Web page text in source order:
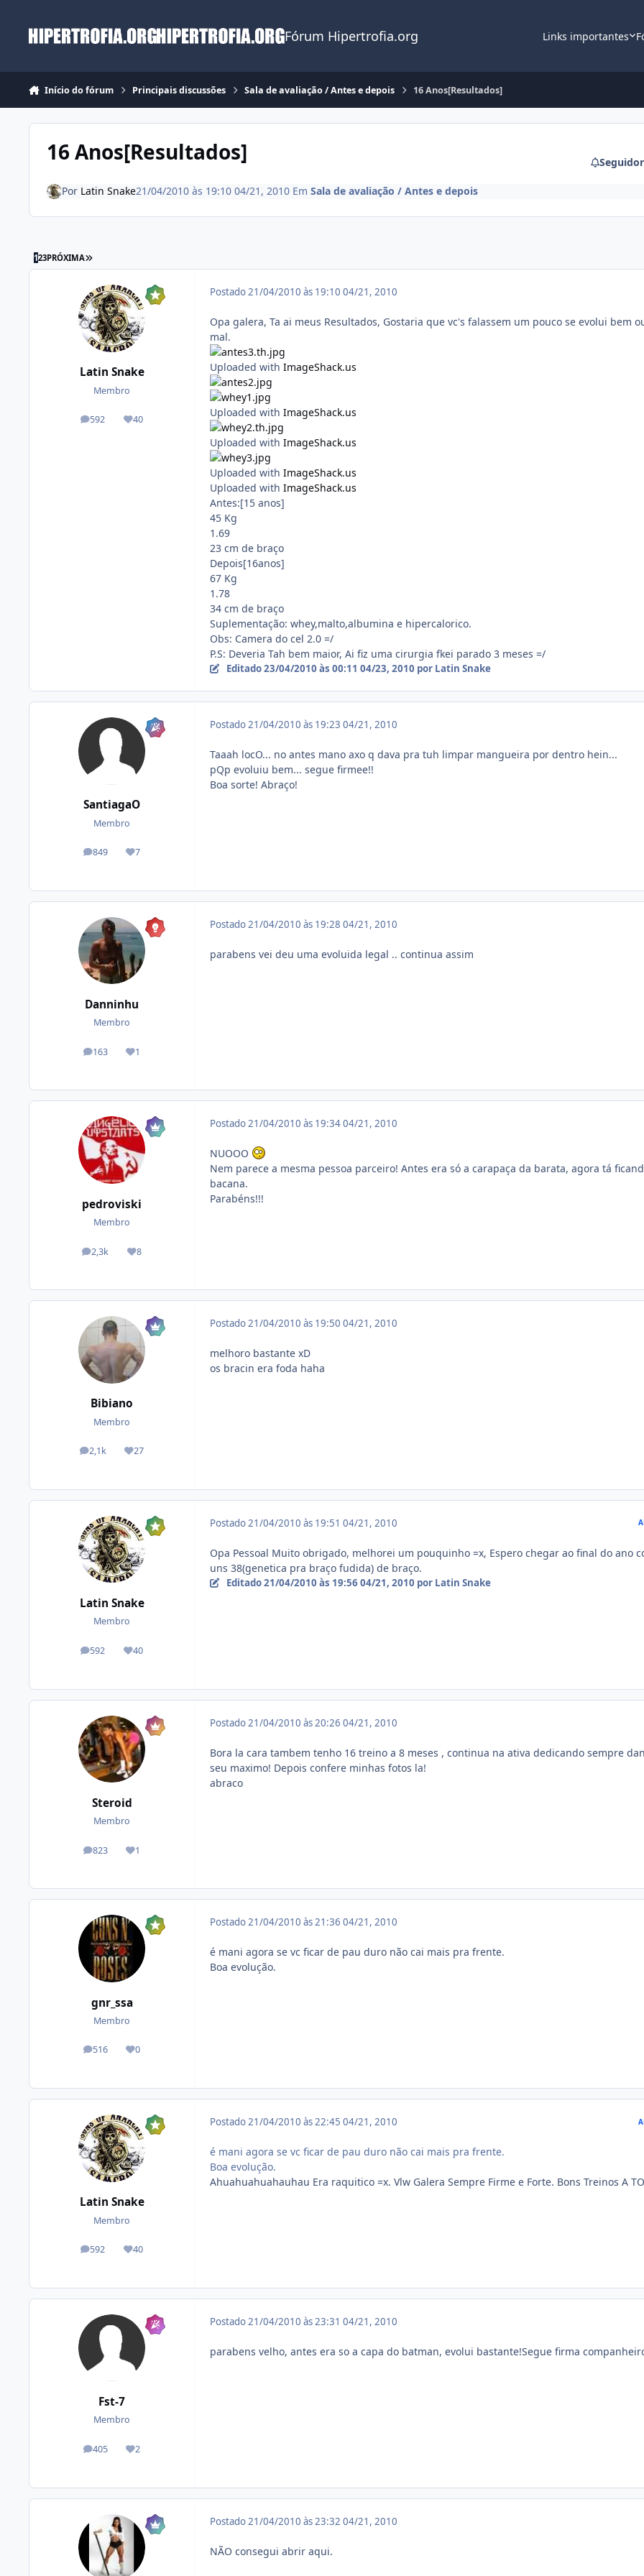
Fórum Hipertrofia.org Links importantes
Início do fórum Principais discussões Sala de avaliação / Antes e depois 16 Anos[Resultados]
16 Anos[Resultados]
Por Latin Snake21/04/2010 às 19:10 04/21, 2010 Em Sala de avaliação / Antes e depois
123PRÓXIMA ÚLTIMA PÁGINA
Latin Snake
Membro
592
posts 40
Reputação
Postado21/04/2010 às 19:10 04/21, 2010
Opa galera, Ta ai meus Resultados, Gostaria que vc's falassem um pouco se evolui bem
mal.
Uploaded with ImageShack.us
Uploaded with ImageShack.us
Uploaded with ImageShack.us
Uploaded with ImageShack.us
Uploaded with ImageShack.us
Antes:[15 anos]
45 Kg
1.69
23 cm de braço
Depois[16anos]
67 Kg
1.78
34 cm de braço
Suplementação: whey,malto,albumina e hipercalorico.
Obs: Camera do cel 2.0 =/
P.S: Deveria Tah bem maior, Ai fiz uma cirurgia fkei parado 3 meses =/
Editado23/04/2010 às 00:11 04/23, 2010 por Latin Snake
SantiagaO
Membro
849
posts 7
Reputação
Postado21/04/2010 às 19:23 04/21, 2010
Taaah locO... no antes mano axo q dava pra tuh limpar mangueira por dentro hein...
pQp evoluiu bem... segue firmee!!
Boa sorte! Abraço!
Danninhu
Membro
163
posts 1
Reputação
Postado21/04/2010 às 19:28 04/21, 2010
parabens vei deu uma evoluida legal .. continua assim
pedroviski
Membro
2,3k
posts 8
Reputação
Postado21/04/2010 às 19:3404/21, 2010
NUOOO
Nem parece a mesma pessoa parceiro! Antes era só a carapaça da barata, agora tá
bacana.
Parabéns!!!
Bibiano
Membro
2,1k
posts 27
Reputação
Postado21/04/2010 às 19:50 04/21, 2010
melhoro bastante xD
os bracin era foda haha
Latin Snake
Membro
592
posts 40
Reputação
Postado21/04/2010 às 19:51 04/21, 2010
Opa Pessoal Muito obrigado, melhorei um pouquinho =x, Espero chegar ao final do ano
uns 38(genetica pra braço fudida) de braço.
Editado21/04/2010 às 19:56 04/21, 2010 por Latin Snake
Steroid
Membro
823
posts 1
Reputação
Postado21/04/2010 às 20:26 04/21, 2010
Bora la cara tambem tenho 16 treino a 8 meses , continua na ativa dedicando sempre
seu maximo! Depois confere minhas fotos la!
abraco
gnr_ssa
Membro
516
posts 0
Reputação
Postado21/04/2010 às 21:36 04/21, 2010
é mani agora se vc ficar de pau duro não cai mais pra frente.
Boa evolução.
Latin Snake
Membro
592
posts 40
Reputação
Postado21/04/2010 às 22:45 04/21, 2010
é mani agora se vc ficar de pau duro não cai mais pra frente.
Boa evolução.
Ahuahuahuahauhau Era raquitico =x. Vlw Galera Sempre Firme e Forte. Bons Treinos A
Fst-7
Membro
405
posts 2
Reputação
Postado21/04/2010 às 23:31 04/21, 2010
parabens velho, antes era so a capa do batman, evolui bastante!Segue firma
Postado 21/04/2010 às 23:32 04/21, 2010
NÃO consegui abrir aqui.